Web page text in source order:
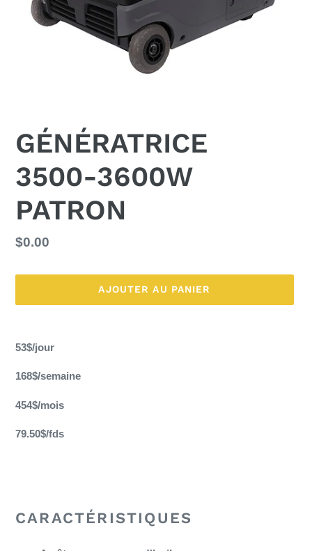
GÉNÉRATRICE
3500-3600W
PATRON
Prix
$0.00
AJOUTER AU PANIER
d'un
produit
à
panier
53$/jour
168$/semaine
454$/mois
79.50$/fds
CARACTÉRISTIQUES